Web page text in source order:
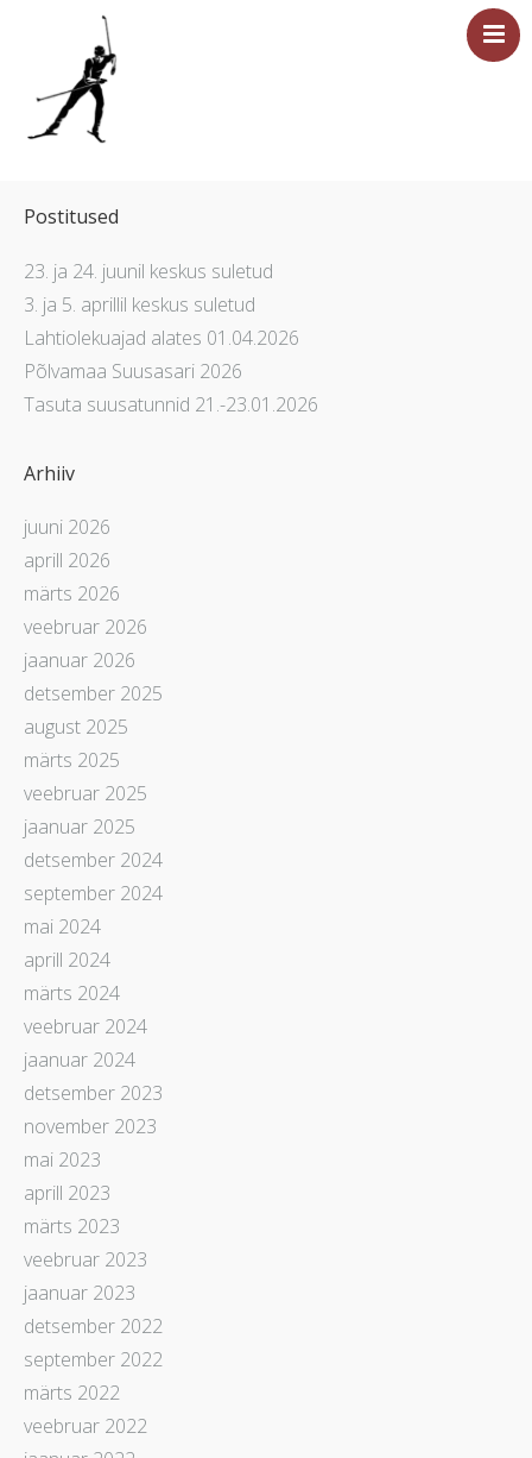
Sündmused
Majutus
Saun
Tervisesport
Ettevõtetele
Üritused
Postitused
23. ja 24. juunil keskus suletud
3. ja 5. aprillil keskus suletud
Lahtiolekuajad alates 01.04.2026
Põlvamaa Suusasari 2026
Tasuta suusatunnid 21.-23.01.2026
Arhiiv
juuni 2026
aprill 2026
märts 2026
veebruar 2026
jaanuar 2026
detsember 2025
august 2025
märts 2025
veebruar 2025
jaanuar 2025
detsember 2024
september 2024
mai 2024
aprill 2024
märts 2024
veebruar 2024
jaanuar 2024
detsember 2023
november 2023
mai 2023
aprill 2023
märts 2023
veebruar 2023
jaanuar 2023
detsember 2022
september 2022
märts 2022
veebruar 2022